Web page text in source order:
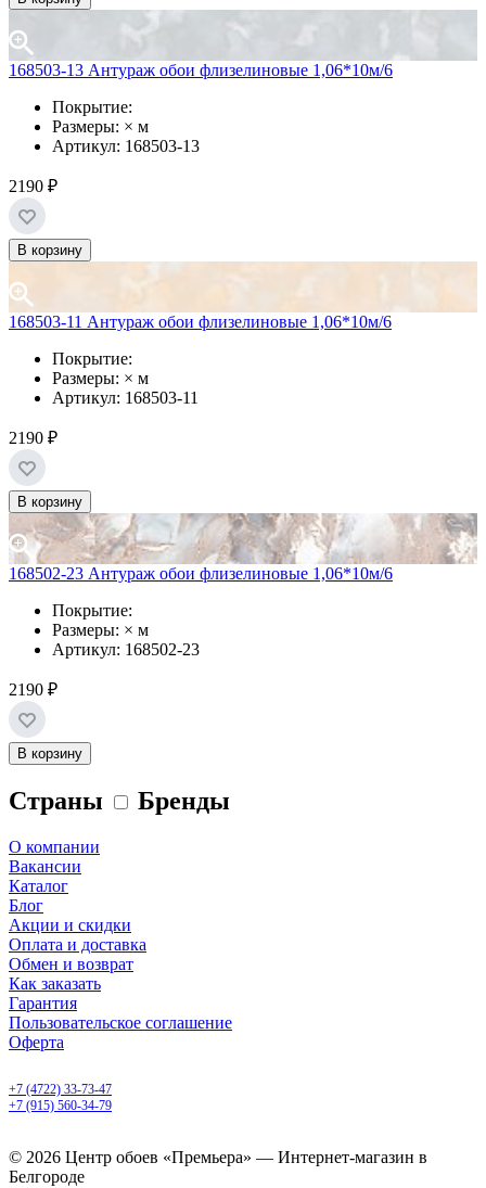
168503-13 Антураж обои флизелиновые 1,06*10м/6
Покрытие:
Размеры: × м
Артикул: 168503-13
2190 ₽
В корзину
168503-11 Антураж обои флизелиновые 1,06*10м/6
Покрытие:
Размеры: × м
Артикул: 168503-11
2190 ₽
В корзину
168502-23 Антураж обои флизелиновые 1,06*10м/6
Покрытие:
Размеры: × м
Артикул: 168502-23
2190 ₽
В корзину
Страны Бренды
О компании
Вакансии
Каталог
Блог
Акции и скидки
Оплата и доставка
Обмен и возврат
Как заказать
Гарантия
Пользовательское соглашение
Оферта
+7 (4722) 33-73-47
+7 (915) 560-34-79
© 2026 Центр обоев «Премьера» — Интернет-магазин в
Белгороде